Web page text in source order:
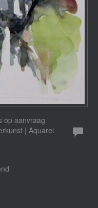
op aanvraag
| Aquarel